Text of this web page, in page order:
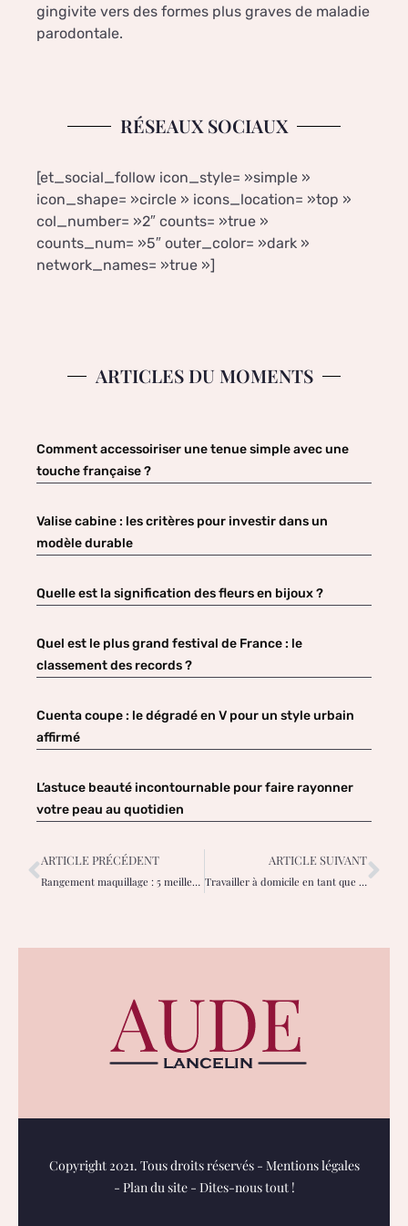
gingivite vers des formes plus graves de maladie
parodontale.
RÉSEAUX SOCIAUX
[et_social_follow icon_style= »simple »
icon_shape= »circle » icons_location= »top »
col_number= »2″ counts= »true »
counts_num= »5″ outer_color= »dark »
network_names= »true »]
ARTICLES DU MOMENTS
Comment accessoiriser une tenue simple avec une
touche française ?
Valise cabine : les critères pour investir dans un
modèle durable
Quelle est la signification des fleurs en bijoux ?
Quel est le plus grand festival de France : le
classement des records ?
Cuenta coupe : le dégradé en V pour un style urbain
affirmé
L’astuce beauté incontournable pour faire rayonner
votre peau au quotidien
ARTICLE PRÉCÉDENT
Rangement maquillage : 5 meilleures astuces !
ARTICLE SUIVANT
Travailler à domicile en tant que styliste de mode
Copyright 2021. Tous droits réservés - Mentions légales
- Plan du site- Dites-nous tout !